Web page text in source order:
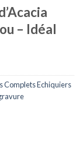
– Idéal
Complets Echiquiers